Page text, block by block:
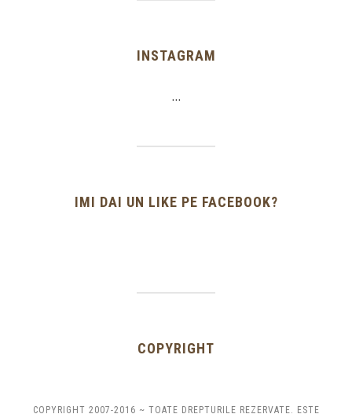
INSTAGRAM
…
IMI DAI UN LIKE PE FACEBOOK?
COPYRIGHT
COPYRIGHT 2007-2016 ~ TOATE DREPTURILE REZERVATE. ESTE